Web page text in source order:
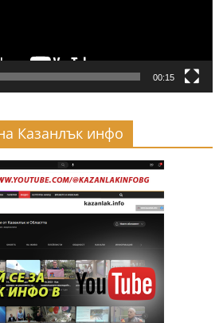
00:15
Казанлък инфо